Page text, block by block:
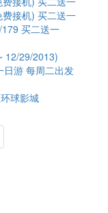
接机) 买二送一
买二送一
12/29/2013)
日游 每周二出发
球影城